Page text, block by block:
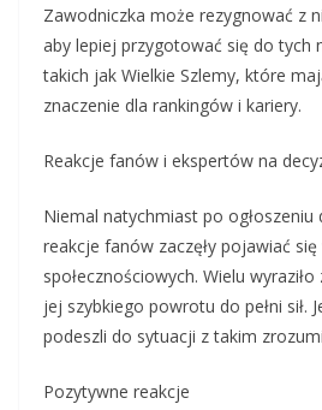
Zawodniczka może rezygnować z
aby lepiej przygotować się do tych
takich jak Wielkie Szlemy, które
znaczenie dla rankingów i kariery.
Reakcje fanów i ekspertów na
Niemal natychmiast po ogłoszeniu
reakcje fanów zaczęły pojawiać
społecznościowych. Wielu
jej szybkiego powrotu do pełni sił.
podeszli do sytuacji z takim
Pozytywne reakcje